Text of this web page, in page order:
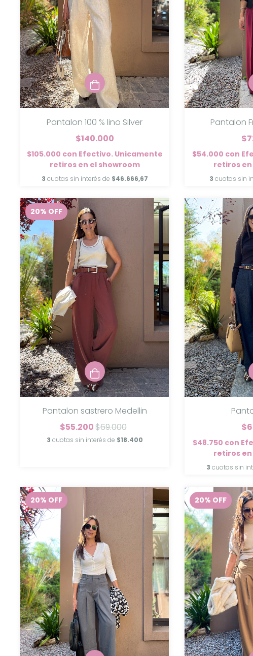
Pantalon 100 % lino Silver
$140.000
$105.000 con Efectivo. Unicamente
retiros en el showroom
3 cuotas sin interés de $46.666,67
Pantalon
$54.000 con
retiros
3 cuotas sin
20% OFF
Pantalon sastrero Medellin
$55.200$69.000
3 cuotas sin interés de $18.400 $48.750 con
retiros
3 cuotas sin
20% OFF 20% OFF